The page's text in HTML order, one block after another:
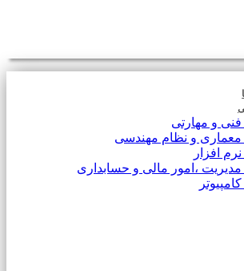
فنی و مهارتی
معماری و نظام مهندسی
افزار
مدیریت ،امور مالی و حسابداری